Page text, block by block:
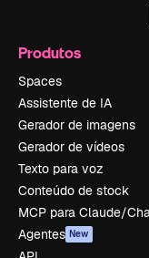
Produtos
Spaces
Assistente de IA
Gerador de imagens
Gerador de vídeos
Texto para voz
Conteúdo de stock
MCP para Claude/
Agentes New